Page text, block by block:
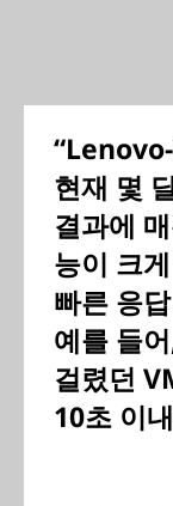
현재 몇
결과에
능이 크
빠른 응
예를 들
걸렸던
10초 이